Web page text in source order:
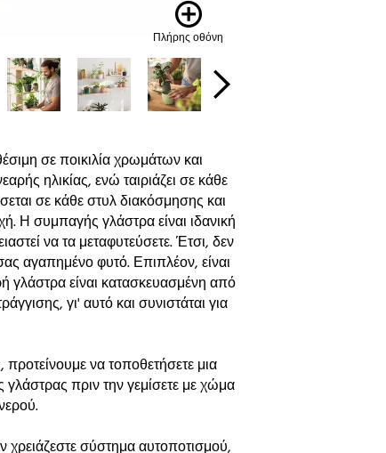
Πλήρης οθόνη
σε ποικιλία χρωμάτων και
ηλικίας, ενώ ταιριάζει σε κάθε
σε κάθε στυλ διακόσμησης και
Η συμπαγής γλάστρα είναι ιδανική
να τα μεταφυτεύσετε. Έτσι, δεν
αγαπημένο φυτό. Επιπλέον, είναι
γλάστρα είναι κατασκευασμένη από
γι' αυτό και συνιστάται για
να τοποθετήσετε μια
πριν την γεμίσετε με χώμα
σύστημα αυτοποτισμού,